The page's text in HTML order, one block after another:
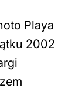
Playa
2002